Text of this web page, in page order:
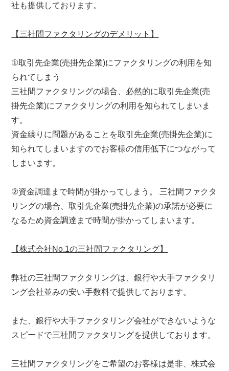
社も提供しております。
【三社間ファクタリングのデメリット】
①取引先企業(売掛先企業)にファクタリングの利用を知
られてしまう
三社間ファクタリングの場合、必然的に取引先企業(売
掛先企業)にファクタリングの利用を知られてしまいま
す。
資金繰りに問題があることを取引先企業(売掛先企業)に
知られてしまいますのでお客様の信用低下につながって
しまいます。
②資金調達まで時間が掛かってしまう。 三社間ファクタ
リングの場合、取引先企業(売掛先企業)の承諾が必要に
なるため資金調達まで時間が掛かってしまいます。
【株式会社No.1の三社間ファクタリング】
弊社の三社間ファクタリングは、銀行や大手ファクタリ
ング会社並みの安い手数料で提供しております。
また、銀行や大手ファクタリング会社ができないような
スピードで三社間ファクタリングを提供しております。
三社間ファクタリングをご希望のお客様は是非、株式会